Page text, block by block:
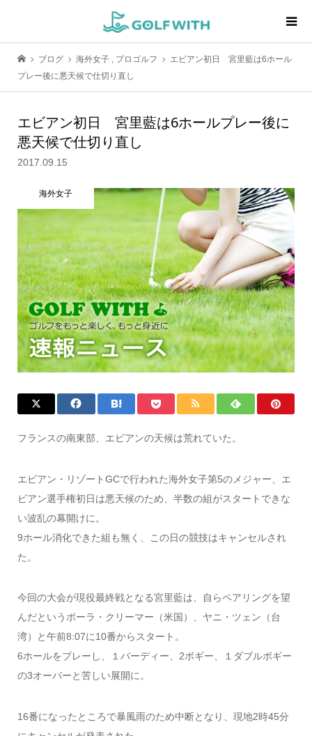
ブログ 海外女子 , プロゴルフ
エビアン初日 宮里藍は6ホール
プレー後に悪天候で仕切り直し
エビアン初日 宮里藍は6ホールプレー後に
悪天候で仕切り直し
2017.09.15
海外女子
フランスの南東部、エビアンの天候は荒れていた。
エビアン・リゾートGCで行われた海外女子第5のメジャー、エ
ビアン選手権初日は悪天候のため、半数の組がスタートできな
い波乱の幕開けに。
9ホール消化できた組も無く、この日の競技はキャンセルされ
た。
今回の大会が現役最終戦となる宮里藍は、自らペアリングを望
んだというポーラ・クリーマー（米国）、ヤニ・ツェン（台
湾）と午前8:07に10番からスタート。
6ホールをプレーし、１バーディー、2ボギー、１ダブルボギー
の3オーバーと苦しい展開に。
16番になったところで暴風雨のため中断となり、現地2時45分